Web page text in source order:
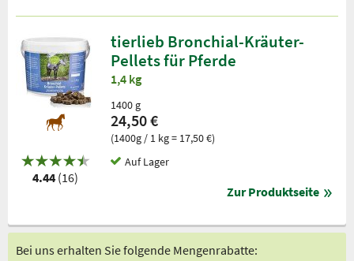
4.44 (16)
tierlieb Bronchial-Kräuter-
Pellets für Pferde
1,4 kg
1400 g
24,50 €
(1400g / 1 kg = 17,50 €)
Auf Lager
Zur Produktseite
Bei uns erhalten Sie folgende Mengenrabatte: